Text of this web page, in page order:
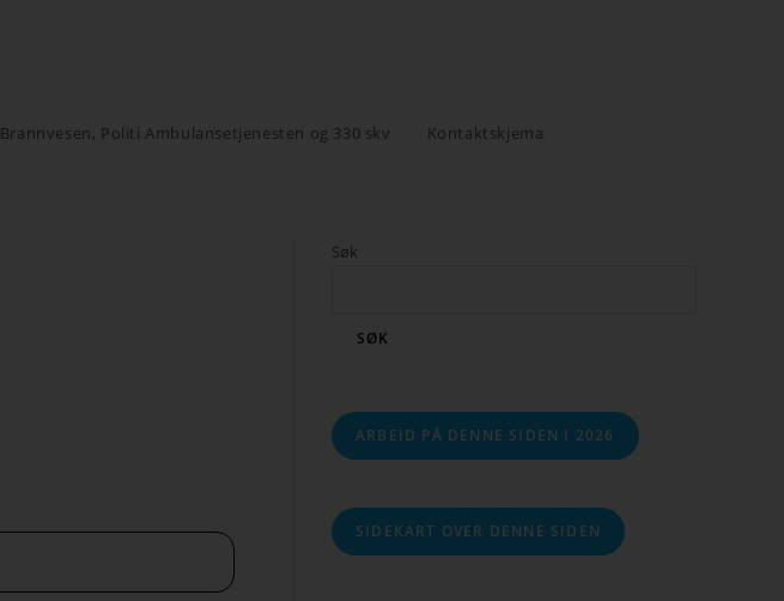
Brannvesen, Politi Ambulansetjenesten og 330 skv Kontaktskjema
Søk
SØK
ARBEID PÅ DENNE SIDEN I 2026
SIDEKART OVER DENNE SIDEN